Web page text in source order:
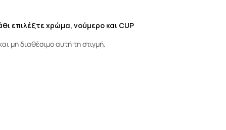
επιλέξτε χρώμα, νούμερο και CUP
μη διαθέσιμο αυτή τη στιγμή.